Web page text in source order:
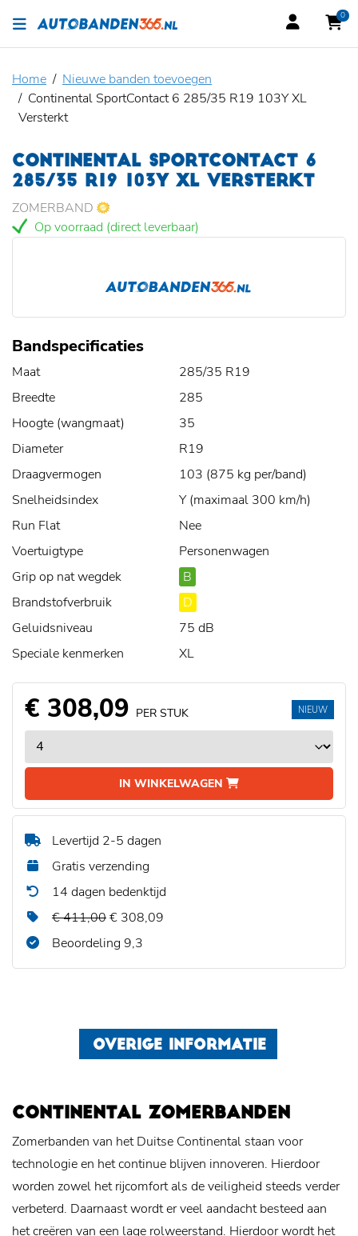
0
Home
Nieuwe banden toevoegen
Continental SportContact 6 285/35 R19 103Y XL
Versterkt
CONTINENTAL SPORTCONTACT 6
285/35 R19 103Y XL VERSTERKT
ZOMERBAND
Op voorraad (direct leverbaar)
Bandspecificaties
Maat
285/35 R19
Breedte
285
Hoogte (wangmaat)
35
Diameter
R19
Draagvermogen
103 (875 kg per/band)
Snelheidsindex
Y (maximaal 300 km/h)
Run Flat
Nee
Voertuigtype
Personenwagen
Grip op nat wegdek
B
Brandstofverbruik
D
Geluidsniveau
75 dB
Speciale kenmerken
XL
€ 308,09 PER STUK
IN WINKELWAGEN
NIEUW
Levertijd 2-5 dagen
Gratis verzending
14 dagen bedenktijd
€ 411,00€ 308,09
Beoordeling 9,3
OVERIGE INFORMATIE
CONTINENTAL ZOMERBANDEN
Zomerbanden van het Duitse Continental staan voor
technologie en het continue blijven innoveren. Hierdoor
worden zowel het rijcomfort als de veiligheid steeds verder
verbeterd. Daarnaast wordt er veel aandacht besteed aan
het creëren van een lage rolweerstand. Hierdoor wordt het